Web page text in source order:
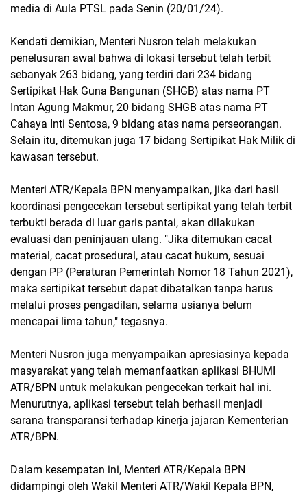
media di Aula PTSL pada Senin (20/01/24).
Kendati demikian, Menteri Nusron telah melakukan
penelusuran awal bahwa di lokasi tersebut telah terbit
sebanyak 263 bidang, yang terdiri dari 234 bidang
Sertipikat Hak Guna Bangunan (SHGB) atas nama PT
Intan Agung Makmur, 20 bidang SHGB atas nama PT
Cahaya Inti Sentosa, 9 bidang atas nama perseorangan.
Selain itu, ditemukan juga 17 bidang Sertipikat Hak Milik di
kawasan tersebut.
Menteri ATR/Kepala BPN menyampaikan, jika dari hasil
koordinasi pengecekan tersebut sertipikat yang telah terbit
terbukti berada di luar garis pantai, akan dilakukan
evaluasi dan peninjauan ulang. "Jika ditemukan cacat
material, cacat prosedural, atau cacat hukum, sesuai
dengan PP (Peraturan Pemerintah Nomor 18 Tahun 2021),
maka sertipikat tersebut dapat dibatalkan tanpa harus
melalui proses pengadilan, selama usianya belum
mencapai lima tahun," tegasnya.
Menteri Nusron juga menyampaikan apresiasinya kepada
masyarakat yang telah memanfaatkan aplikasi BHUMI
ATR/BPN untuk melakukan pengecekan terkait hal ini.
Menurutnya, aplikasi tersebut telah berhasil menjadi
sarana transparansi terhadap kinerja jajaran Kementerian
ATR/BPN.
Dalam kesempatan ini, Menteri ATR/Kepala BPN
didampingi oleh Wakil Menteri ATR/Wakil Kepala BPN,